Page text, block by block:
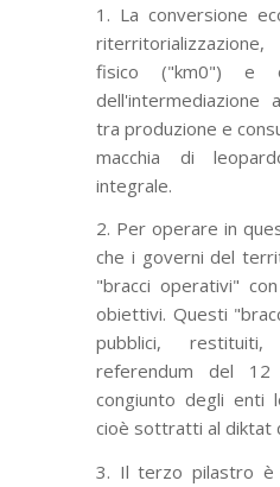
1. La conversione
fisico ("km0") e
dell'intermediazione
tra produzione e
macchia di
integrale.
2. Per operare in
che i governi del
"bracci operativi"
obiettivi. Questi
pubblici,
referendum del
congiunto degli enti
cioè sottratti al diktat
3. Il terzo pilastro è